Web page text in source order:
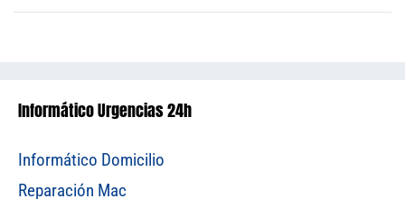
Informático Urgencias 24h
Informático Domicilio
Reparación Mac